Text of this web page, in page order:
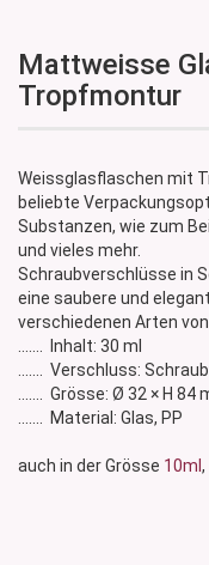
Mattweisse
Tropfmontur
Weissglasflaschen mit
beliebte
Substanzen, wie zum
und vieles mehr.
Schraubverschlüsse in
eine saubere und
verschiedenen Arten
....... Inhalt: 30 ml
....... Verschluss:
....... Grösse: Ø 32 × H 84
....... Material: Glas, PP
auch in der Grösse 10ml ,